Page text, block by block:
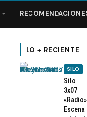
LO + RECIENTE
SILO
Silo
3x07
Escena